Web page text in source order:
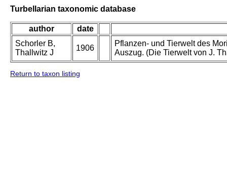
Turbellarian taxonomic database
author
date
Schorler B,
Thallwitz J
1906
Pflanzen- und Tierwelt des
Auszug. (Die Tierwelt von J.
Return to taxon listing